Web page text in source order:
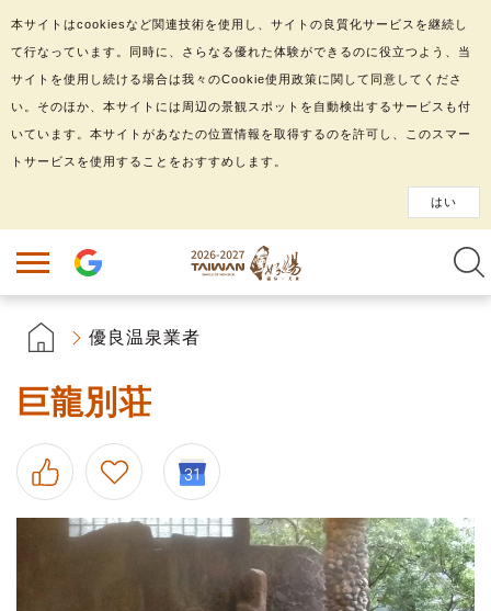
優良温泉業者
巨龍別荘
本サイトはcookiesなど関連技術を使用し、サイトの良質化サービスを継続し
て行なっています。同時に、さらなる優れた体験ができるのに役立つよう、当
サイトを使用し続ける場合は我々のCookie使用政策に関して同意してくださ
い。そのほか、本サイトには周辺の景観スポットを自動検出するサービスも付
いています。本サイトがあなたの位置情報を取得するのを許可し、このスマー
トサービスを使用することをおすすめします。
はい